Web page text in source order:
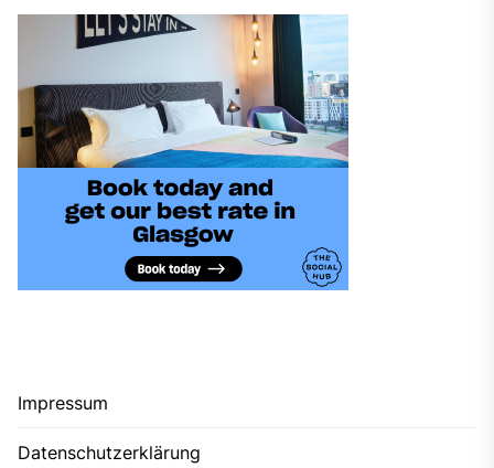
Impressum
Datenschutzerklärung